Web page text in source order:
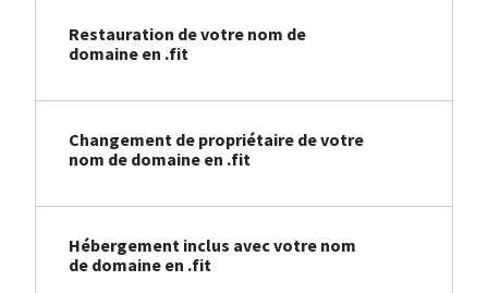
Restauration de votre nom de
domaine en .fit
Changement de propriétaire de votre
nom de domaine en .fit
Hébergement inclus avec votre nom
de domaine en .fit